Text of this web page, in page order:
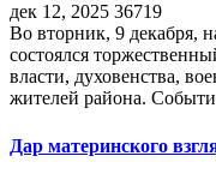
дек 12, 2025 36719
Во вторник, 9 декабря,
состоялся
власти, духовенства,
жителей района.
Дар материнского